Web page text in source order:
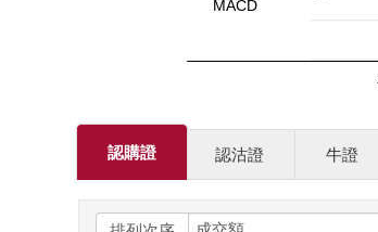
認購證 認沽證 牛證